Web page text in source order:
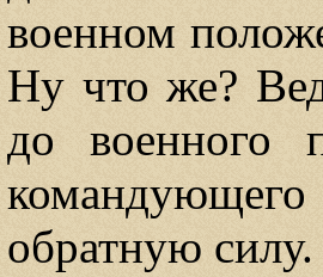
военном
Ну что же?
до военного
обратную силу.